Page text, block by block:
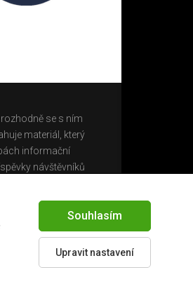
se s ním
materiál, který
informační
návštěvníků
Created by
Souhlasím
Upravit nastavení